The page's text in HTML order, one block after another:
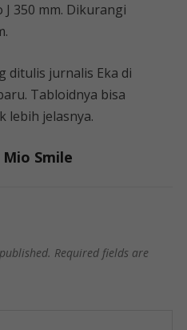
350 mm. Dikurangi
ditulis jurnalis Eka di
Tabloidnya bisa
lebih jelasnya.
Smile
Required fields are